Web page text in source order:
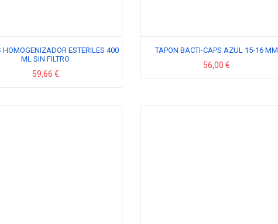
HOMOGENIZADOR ESTERILES 400
ML SIN FILTRO
59,66 €
TAPON BACTI-CAPS AZUL 15-16 MM
56,00 €